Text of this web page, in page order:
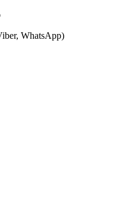
WhatsApp)